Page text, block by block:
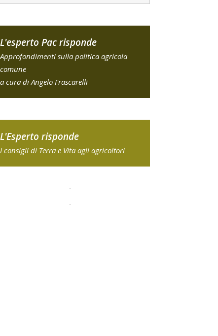
L'esperto Pac risponde
Approfondimenti sulla politica agricola
comune
a cura di Angelo Frascarelli
L'Esperto risponde
I consigli di Terra e Vita agli agricoltori